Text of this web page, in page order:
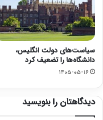
سیاست‌های دولت انگلیس،
دانشگاه‌ها را تضعیف کرد
۱۴۰۵-۰۵-۱۶
دیدگاهتان را بنویسید